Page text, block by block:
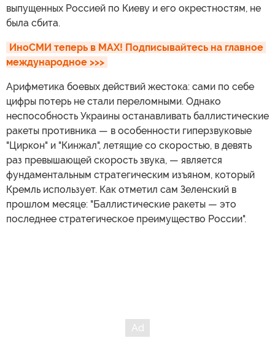
выпущенных Россией по Киеву и его окрестностям, не
была сбита.
ИноСМИ теперь в MAX! Подписывайтесь на главное
международное >>>
Арифметика боевых действий жестока: сами по себе
цифры потерь не стали переломными. Однако
неспособность Украины останавливать баллистические
ракеты противника — в особенности гиперзвуковые
"Циркон" и "Кинжал", летящие со скоростью, в девять
раз превышающей скорость звука, — является
фундаментальным стратегическим изъяном, который
Кремль использует. Как отметил сам Зеленский в
прошлом месяце: "Баллистические ракеты — это
последнее стратегическое преимущество России".